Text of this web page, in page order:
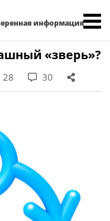
информация
«зверь»?
28 30